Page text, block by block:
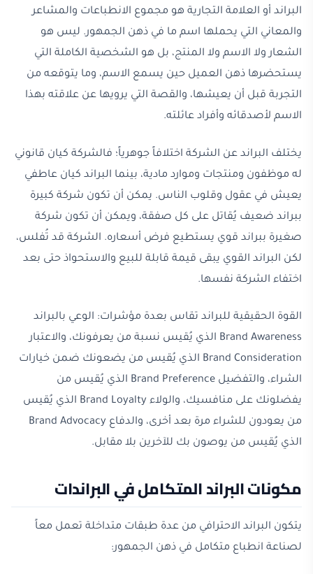
البراند أو العلامة التجارية هو مجموع الانطباعات والمشاعر
والمعاني التي يحملها اسم ما في ذهن الجمهور. ليس هو
الشعار ولا الاسم ولا المنتج، بل هو الشخصية الكاملة التي
يستحضرها ذهن العميل حين يسمع الاسم، وما يتوقعه من
التجربة قبل أن يعيشها، والقصة التي يرويها عن علاقته بهذا
الاسم لأصدقائه وأفراد عائلته.
يختلف البراند عن الشركة اختلافاً جوهرياً؛ فالشركة كيان قانوني
له موظفون ومنتجات وموارد مادية، بينما البراند كيان عاطفي
يعيش في عقول وقلوب الناس. يمكن أن تكون شركة كبيرة
ببراند ضعيف يُقاتل على كل صفقة، ويمكن أن تكون شركة
صغيرة ببراند قوي يستطيع فرض أسعاره. الشركة قد تُفلس،
لكن البراند القوي يبقى قيمة قابلة للبيع والاستحواذ حتى بعد
اختفاء الشركة نفسها.
القوة الحقيقية للبراند تقاس بعدة مؤشرات: الوعي بالبراند
Brand Awareness الذي يُقيس نسبة من يعرفونك، والاعتبار
Brand Consideration الذي يُقيس من يضعونك ضمن خيارات
الشراء، والتفضيل Brand Preference الذي يُقيس من
يفضلونك على منافسيك، والولاء Brand Loyalty الذي يُقيس
من يعودون للشراء مرة بعد أخرى، والدفاع Brand Advocacy
الذي يُقيس من يوصون بك للآخرين بلا مقابل.
مكونات البراند المتكامل في البراندات
يتكون البراند الاحترافي من عدة طبقات متداخلة تعمل معاً
لصناعة انطباع متكامل في ذهن الجمهور: